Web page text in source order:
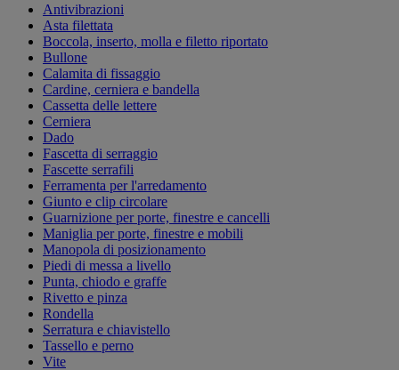
Antivibrazioni
Asta filettata
Boccola, inserto, molla e filetto riportato
Bullone
Calamita di fissaggio
Cardine, cerniera e bandella
Cassetta delle lettere
Cerniera
Dado
Fascetta di serraggio
Fascette serrafili
Ferramenta per l'arredamento
Giunto e clip circolare
Guarnizione per porte, finestre e cancelli
Maniglia per porte, finestre e mobili
Manopola di posizionamento
Piedi di messa a livello
Punta, chiodo e graffe
Rivetto e pinza
Rondella
Serratura e chiavistello
Tassello e perno
Vite